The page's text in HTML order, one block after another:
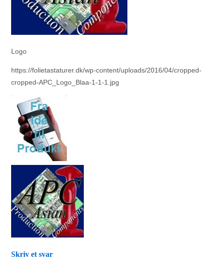
Logo
https://folietastaturer.dk/wp-content/uploads/2016/04/cropped-
cropped-APC_Logo_Blaa-1-1-1.jpg
Skriv et svar